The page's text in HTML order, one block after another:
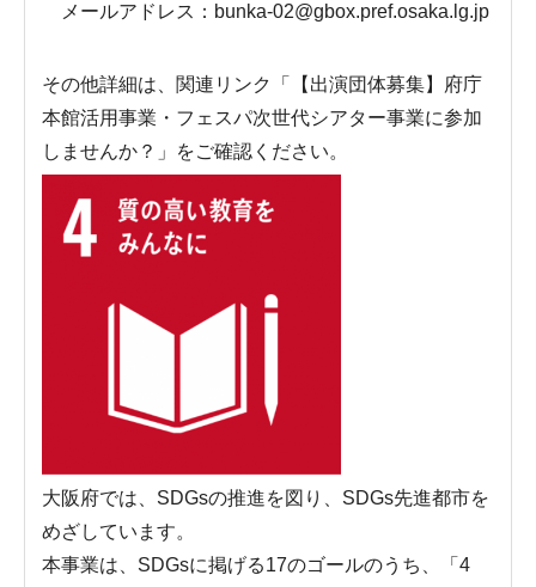
メールアドレス：bunka-02@gbox.pref.osaka.lg.jp
その他詳細は、関連リンク「【出演団体募集】府庁
本館活用事業・フェスパ次世代シアター事業に参加
しませんか？」をご確認ください。
大阪府では、SDGsの推進を図り、SDGs先進都市を
めざしています。
本事業は、SDGsに掲げる17のゴールのうち、「4